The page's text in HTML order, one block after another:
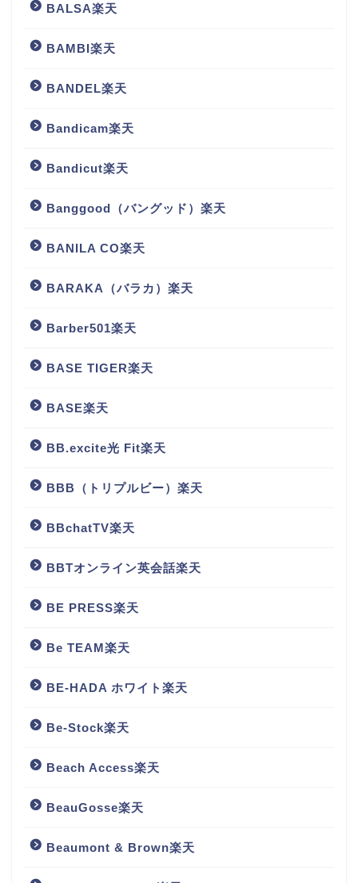
BALSA楽天
BAMBI楽天
BANDEL楽天
Bandicam楽天
Bandicut楽天
Banggood（バングッド）楽天
BANILA CO楽天
BARAKA（バラカ）楽天
Barber501楽天
BASE TIGER楽天
BASE楽天
BB.excite光 Fit楽天
BBB（トリプルビー）楽天
BBchatTV楽天
BBTオンライン英会話楽天
BE PRESS楽天
Be TEAM楽天
BE-HADA ホワイト楽天
Be-Stock楽天
Beach Access楽天
BeauGosse楽天
Beaumont & Brown楽天